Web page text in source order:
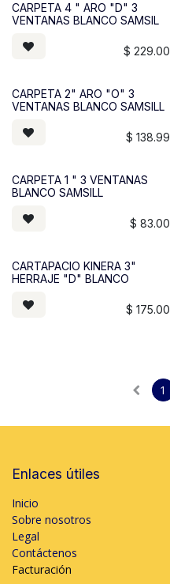
CARPETA 4 " ARO "D" 3
VENTANAS BLANCO SAMSIL
$ 229.00
CARPETA 2" ARO "O" 3
VENTANAS BLANCO SAMSILL
$ 138.99
CARPETA 1 " 3 VENTANAS
BLANCO SAMSILL
$ 83.00
CARTAPACIO KINERA 3"
HERRAJE "D" BLANCO
$ 175.00
1
Enlaces útiles
Inicio
Sobre nosotros
Legal
Contáctenos
Facturación